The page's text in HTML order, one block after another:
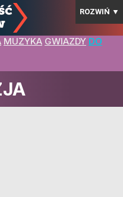
ROZWIŃ ▼
MUZYKA GWIAZDY DO